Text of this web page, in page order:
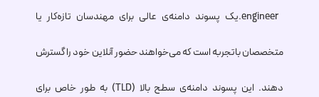
.engineerیک پسوند دامنه‌ی عالی برای مهندسان تازه‌کار یا
متخصصان باتجربه است که می‌خواهند حضور آنلاین خود را گسترش
دهند. این پسوند دامنه‌ی سطح بالا (TLD) به طور خاص برای